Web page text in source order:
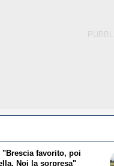
"Brescia favorito, poi
Noi la sorpresa"